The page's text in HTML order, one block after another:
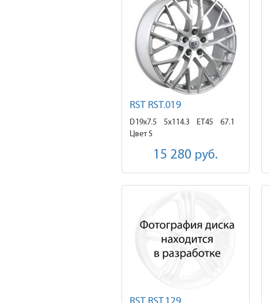
RST RST.019
D19x7.5 5x114.3 ET45
67.1
Цвет S
15 280 руб.